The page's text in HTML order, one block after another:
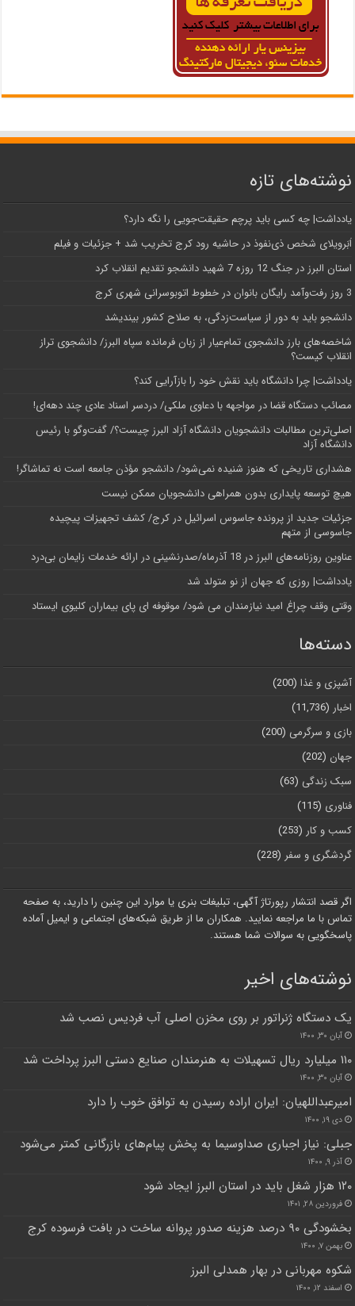
نوشته‌های تازه
یادداشت| ‌چه کسی باید پرچم حقیقت‌جویی را نگه دارد؟
اَبَر‌ویلای شخص ذی‌نفوذ در حاشیه‌ رود کرج تخریب شد + جزئیات و فیلم
استان البرز در جنگ 12 روزه 7 شهید دانشجو تقدیم انقلاب کرد
3 روز رفت‌وآمد رایگان بانوان در خطوط اتوبوسرانی شهری کرج
دانشجو باید به دور از سیاست‌زدگی، به صلاح کشور بیندیشد
شاخصه‌های بارز دانشجوی تمام‌عیار از زبان فرمانده سپاه البرز/ دانشجوی تراز
انقلاب کیست؟
یادداشت| چرا دانشگاه باید نقش خود را بازآرایی کند؟
مصائب دستگاه قضا در مواجهه با دعاوی ملکی/ دردسر اسناد عادی چند‌ دهه‌ای!
اصلی‌ترین مطالبات دانشجویان دانشگاه آزاد البرز چیست؟/ گفت‌وگو با رئیس
دانشگاه آز‌اد
هشداری تاریخی که هنوز شنیده نمی‌شود/ دانشجو مؤذن جامعه است نه تماشاگر!
هیچ توسعه پایداری بدون همراهی دانشجویان ممکن نیست
جزئیات جدید از پرونده جاسوس اسرائیل در کرج/‌ کشف تجهیزات پیچیده
جاسوسی از متهم
عناوین روزنامه‌های البرز در ‌18 آذرماه/صدرنشینی در ارائه خدمات زایمان بی‌درد
یادداشت| روزی که جهان از نو متولد شد
وقتی وقف چراغ امید نیازمندان می شود/ موقوفه ای پای بیماران کلیوی ایستاد
دسته‌ها
آشپزی و غذا (200)
اخبار (11,736)
بازی و سرگرمی (200)
جهان (202)
سبک زندگی (63)
فناوری (115)
کسب و کار (253)
گردشگری و سفر (228)
اگر قصد انتشار رپورتاژ آگهی، تبلیغات بنری یا موارد این چنین را دارید، به صفحه
تماس با ما مراجعه نمایید. همکاران ما از طریق شبکه‌های اجتماعی و ایمیل آماده
پاسخگویی به سوالات شما هستند.
نوشته‌های اخیر
یک دستگاه ژنراتور بر روی مخزن اصلی آب فردیس نصب شد
آبان ۳۰, ۱۴۰۰
۱۱۰ میلیارد ریال تسهیلات به هنرمندان صنایع دستی البرز پرداخت شد
آبان ۳۰, ۱۴۰۰
امیرعبداللهیان: ایران اراده رسیدن به توافق خوب را دارد
دی ۱۹, ۱۴۰۰
جبلی: نیاز اجباری صداوسیما به پخش پیام‌های بازرگانی کمتر می‌شود
آذر ۹, ۱۴۰۰
۱۲۰ هزار شغل باید در استان البرز ایجاد شود
فروردین ۲۸, ۱۴۰۱
بخشودگی ۹۰ درصد هزینه صدور پروانه ساخت در بافت فرسوده کرج
بهمن ۷, ۱۴۰۰
شکوه مهربانی در بهار همدلی البرز
اسفند ۱۲, ۱۴۰۰